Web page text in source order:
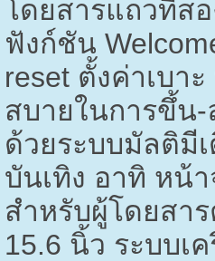
โดยสารแถวที่ส
ฟังก์ชัน
reset ตั้งค่าเบา
สบายในการขึ้น
ด้วยระบบมัลติมี
บันเทิง อาทิ หน้
สำหรับผู้โดยสา
15.6 นิ้ว ระบบเ